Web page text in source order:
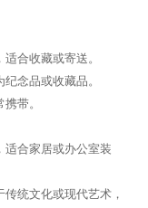
合收藏或寄送。
念品或收藏品。
带。
合家居或办公室装
统文化或现代艺术，